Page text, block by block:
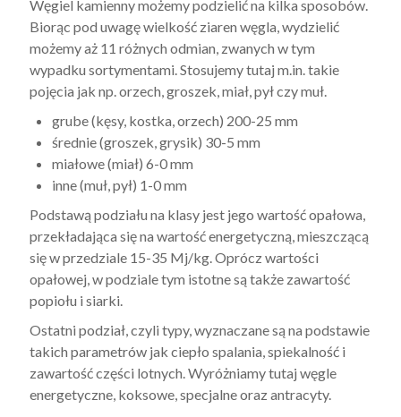
Węgiel kamienny możemy podzielić na kilka sposobów.
Biorąc pod uwagę wielkość ziaren węgla, wydzielić
możemy aż 11 różnych odmian, zwanych w tym
wypadku sortymentami. Stosujemy tutaj m.in. takie
pojęcia jak np. orzech, groszek, miał, pył czy muł.
grube (kęsy, kostka, orzech) 200-25 mm
średnie (groszek, grysik) 30-5 mm
miałowe (miał) 6-0 mm
inne (muł, pył) 1-0 mm
Podstawą podziału na klasy jest jego wartość opałowa,
przekładająca się na wartość energetyczną, mieszczącą
się w przedziale 15-35 Mj/kg. Oprócz wartości
opałowej, w podziale tym istotne są także zawartość
popiołu i siarki.
Ostatni podział, czyli typy, wyznaczane są na podstawie
takich parametrów jak ciepło spalania, spiekalność i
zawartość części lotnych. Wyróżniamy tutaj węgle
energetyczne, koksowe, specjalne oraz antracyty.